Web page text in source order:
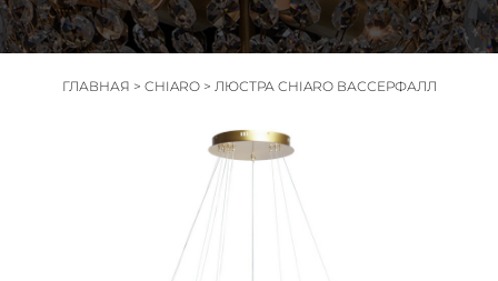
ГЛАВНАЯ > CHIARO> ЛЮСТРА CHIARO ВАССЕРФАЛЛ